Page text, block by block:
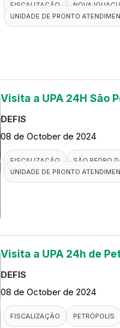
FISCALIZAÇÃO NOVA IGUAÇU
UNIDADE DE PRONTO
Visita a UPA 24H São
DEFIS
08 de October de 2024
FISCALIZAÇÃO SÃO PEDRO
UNIDADE DE PRONTO
Visita a UPA 24h de
DEFIS
08 de October de 2024
FISCALIZAÇÃO PETRÓPOLIS